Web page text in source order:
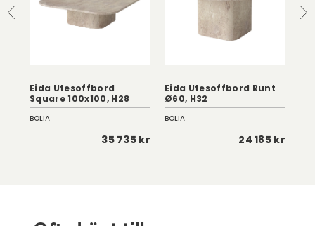
Eida Utesoffbord
Square 100x100, H28
BOLIA
35 735 kr
Eida Utesoffbord Runt
Ø60, H32
BOLIA
24 185 kr